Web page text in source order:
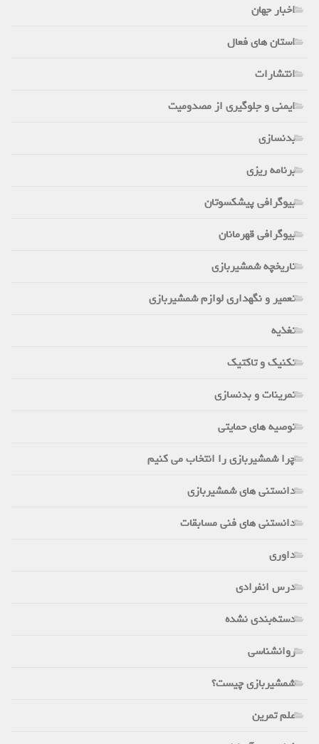
اخبار جهان
استان های فعال
انتشارات
ایمنی و جلوگیری از مصدومیت
بدنسازی
برنامه ریزی
بیوگرافی پیشکسوتان
بیوگرافی قهرمانان
تاریخچه شمشیربازی
تعمیر و نگهداری لوازم شمشیربازی
تغذیه
تکنیک و تاکتیک
تمرینات و بدنسازی
توصیه های حمایتی
چرا شمشیربازی را انتخاب می کنیم
دانستنی های شمشیربازی
دانستنی های فنی مسابقات
داوری
درس انفرادی
دسته‌بندی نشده
روانشناسی
شمشیربازی چیست؟
علم تمرین